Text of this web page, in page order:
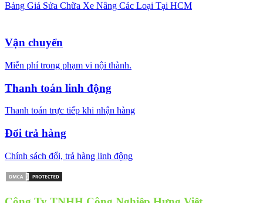
Bảng Giá Sửa Chữa Xe Nâng Các Loại Tại HCM
Vận chuyển
Miễn phí trong phạm vi nội thành.
Thanh toán linh động
Thanh toán trực tiếp khi nhận hàng
Đổi trả hàng
Chính sách đổi, trả hàng linh động